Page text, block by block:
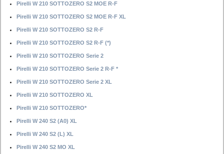
Pirelli W 210 SOTTOZERO S2 MOE R-F
Pirelli W 210 SOTTOZERO S2 MOE R-F XL
Pirelli W 210 SOTTOZERO S2 R-F
Pirelli W 210 SOTTOZERO S2 R-F (*)
Pirelli W 210 SOTTOZERO Serie 2
Pirelli W 210 SOTTOZERO Serie 2 R-F *
Pirelli W 210 SOTTOZERO Serie 2 XL
Pirelli W 210 SOTTOZERO XL
Pirelli W 210 SOTTOZERO*
Pirelli W 240 S2 (A0) XL
Pirelli W 240 S2 (L) XL
Pirelli W 240 S2 MO XL